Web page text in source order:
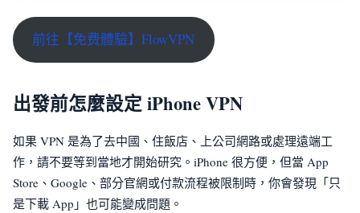
前往【免费體驗】FlowVPN
出發前怎麼設定 iPhone VPN
如果 VPN 是為了去中國、住飯店、上公司網路或處理遠端工
作，請不要等到當地才開始研究。iPhone 很方便，但當 App
Store、Google、部分官網或付款流程被限制時，你會發現「只
是下載 App」也可能變成問題。